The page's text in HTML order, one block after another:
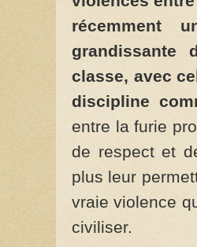
récemment
grandissante
classe, avec
discipline
entre la furie
de respect et
plus leur
vraie violence
civiliser.